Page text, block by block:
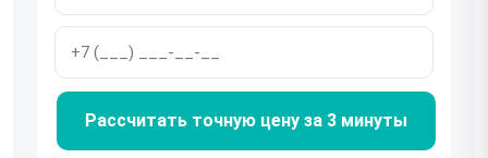
Рассчитать точную цену за 3 минуты